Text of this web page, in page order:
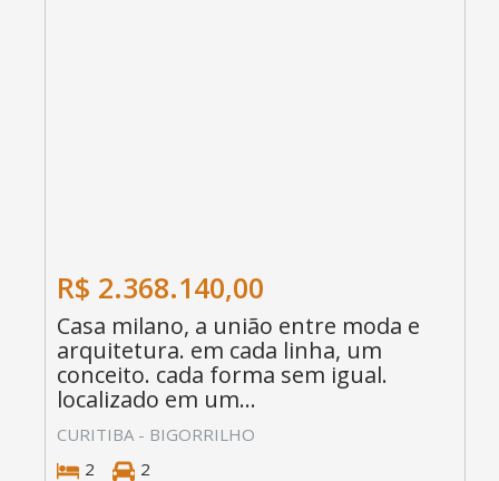
R$ 2.368.140,00
Casa milano, a união entre moda e
arquitetura. em cada linha, um
conceito. cada forma sem igual.
localizado em um...
CURITIBA - BIGORRILHO
2
2